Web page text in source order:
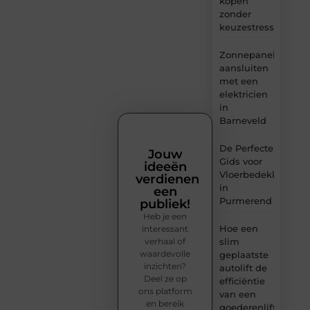
zonder
keuzestress
Zonnepanelen
aansluiten
met een
elektricien
in
Barneveld
De Perfecte
Gids voor
Vloerbedekking
in
Purmerend
Hoe een
slim
geplaatste
autolift de
efficiëntie
van een
goederenlift
Jouw
ideeën
verdienen
een
publiek!
Heb je een
interessant
verhaal of
waardevolle
inzichten?
Deel ze op
ons platform
en bereik